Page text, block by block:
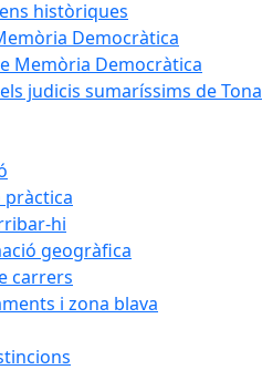
històriques
Democràtica
Memòria Democràtica
judicis sumaríssims de Tona
hi
geogràfica
carrers
i zona blava